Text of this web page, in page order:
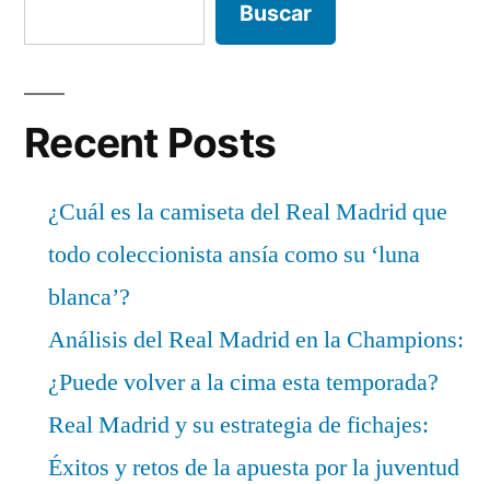
Buscar
Recent Posts
¿Cuál es la camiseta del Real Madrid que
todo coleccionista ansía como su ‘luna
blanca’?
Análisis del Real Madrid en la Champions:
¿Puede volver a la cima esta temporada?
Real Madrid y su estrategia de fichajes:
Éxitos y retos de la apuesta por la juventud